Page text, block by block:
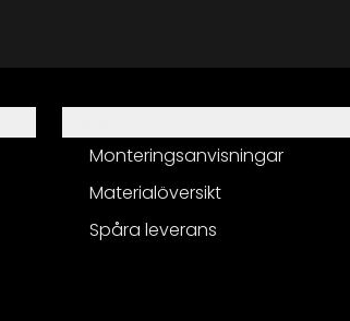
Monteringsanvisningar
Materialöversikt
Spåra leverans